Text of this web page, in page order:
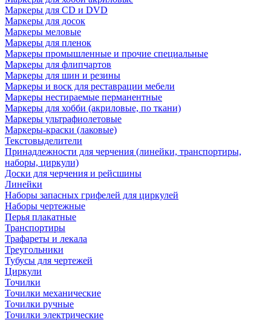
Маркеры для CD и DVD
Маркеры для досок
Маркеры меловые
Маркеры для пленок
Маркеры промышленные и прочие специальные
Маркеры для флипчартов
Маркеры для шин и резины
Маркеры и воск для реставрации мебели
Маркеры нестираемые перманентные
Маркеры для хобби (акриловые, по ткани)
Маркеры ультрафиолетовые
Маркеры-краски (лаковые)
Текстовыделители
Принадлежности для черчения (линейки, транспортиры,
наборы, циркули)
Доски для черчения и рейсшины
Линейки
Наборы запасных грифелей для циркулей
Наборы чертежные
Перья плакатные
Транспортиры
Трафареты и лекала
Треугольники
Тубусы для чертежей
Циркули
Точилки
Точилки механические
Точилки ручные
Точилки электрические